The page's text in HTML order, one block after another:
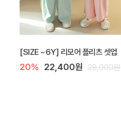
[SIZE ~6Y] 리모어 플리츠 셋업
20% 22,400원 28,000원